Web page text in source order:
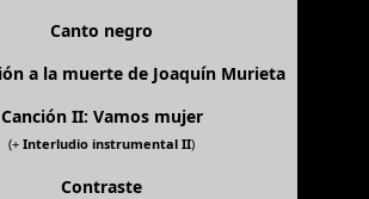
Canto negro
a la muerte de Joaquín Murieta
Canción II: Vamos mujer
(+ Interludio instrumental II)
Contraste